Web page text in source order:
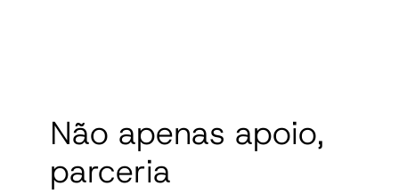
Não apenas apoio,
parceria